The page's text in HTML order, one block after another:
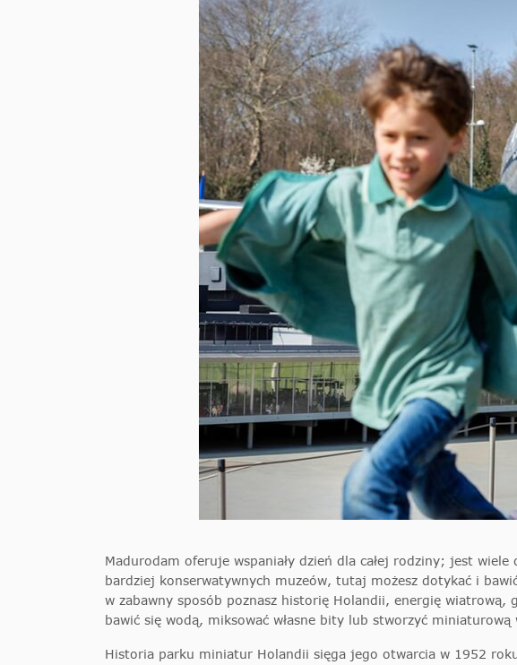
Madurodam oferuje wspaniały dzień dla całej rodziny; jest
bardziej konserwatywnych muzeów, tutaj możesz dotykać i
w zabawny sposób poznasz historię Holandii, energię
bawić się wodą, miksować własne bity lub stworzyć miniaturową
Historia parku miniatur Holandii sięga jego otwarcia w 1952